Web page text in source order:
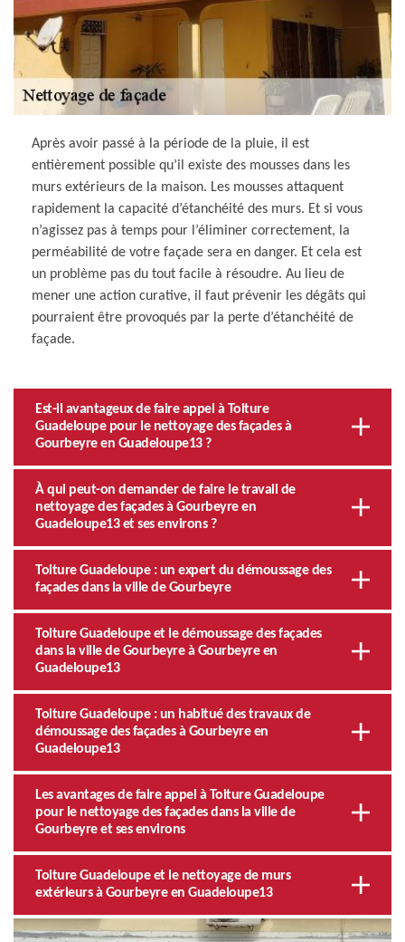
Après avoir passé à la période de la pluie, il est
entièrement possible qu’il existe des mousses dans les
murs extérieurs de la maison. Les mousses attaquent
rapidement la capacité d’étanchéité des murs. Et si vous
n’agissez pas à temps pour l’éliminer correctement, la
perméabilité de votre façade sera en danger. Et cela est
un problème pas du tout facile à résoudre. Au lieu de
mener une action curative, il faut prévenir les dégâts qui
pourraient être provoqués par la perte d’étanchéité de
façade.
Est-il avantageux de faire appel à Toiture
Guadeloupe pour le nettoyage des façades à
Gourbeyre en Guadeloupe13 ?
À qui peut-on demander de faire le travail de
nettoyage des façades à Gourbeyre en
Guadeloupe13 et ses environs ?
Toiture Guadeloupe : un expert du démoussage des
façades dans la ville de Gourbeyre
Toiture Guadeloupe et le démoussage des façades
dans la ville de Gourbeyre à Gourbeyre en
Guadeloupe13
Toiture Guadeloupe : un habitué des travaux de
démoussage des façades à Gourbeyre en
Guadeloupe13
Les avantages de faire appel à Toiture Guadeloupe
pour le nettoyage des façades dans la ville de
Gourbeyre et ses environs
Toiture Guadeloupe et le nettoyage de murs
extérieurs à Gourbeyre en Guadeloupe13